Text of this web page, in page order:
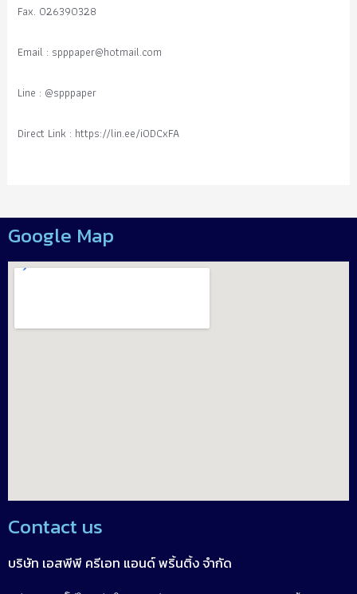
Fax. 026390328
Email : spppaper@hotmail.com
Line : @spppaper
Direct Link : https://lin.ee/i0DCxFA
Google Map
Contact us
บริษัท เอสพีพี ครีเอท แอนด์ พริ้นติ้ง จำกัด